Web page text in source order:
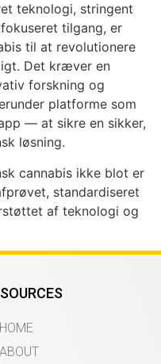
teknologi, stringent
tilgang, er
til at revolutionere
Det kræver en
forskning og
platforme som
— at sikre en sikker,
løsning.
cannabis ikke blot er
standardiseret
af teknologi og
HOME
ABOUT